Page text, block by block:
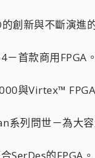
創新與不斷演進
首款商用FPGA。
與Virtex™
系列問世－為大